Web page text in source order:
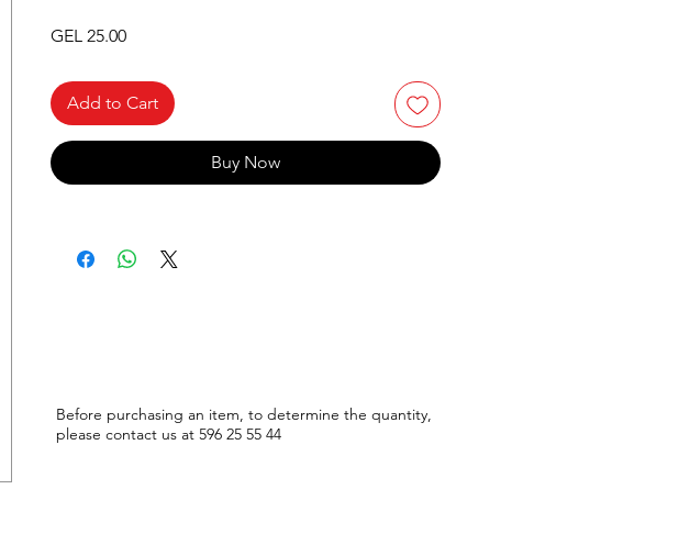
GEL 25.00Price
Add to Cart
Buy Now
Before purchasing an item, to determine the quantity,
please contact us at 596 25 55 44